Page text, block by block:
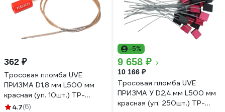
362 ₽
Тросовая пломба UVE
ПРИЗМА D1,8 мм L500 мм
красная (уп. 10шт.) TP-
PRIZMA-1,8-500-10
4.7(6)
-5%
9 658 ₽
10 166 ₽
Тросовая пломба UVE
ПРИЗМА У D2,4 мм L500 мм
красная (уп. 250шт.) TP-